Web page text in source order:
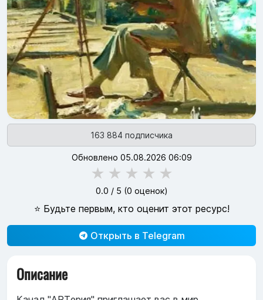
163 884 подписчика
Обновлено 05.08.2026 06:09
★ ★ ★ ★ ★
0.0 / 5 (0 оценок)
⭐ Будьте первым, кто оценит этот ресурс!
Открыть в Telegram
Описание